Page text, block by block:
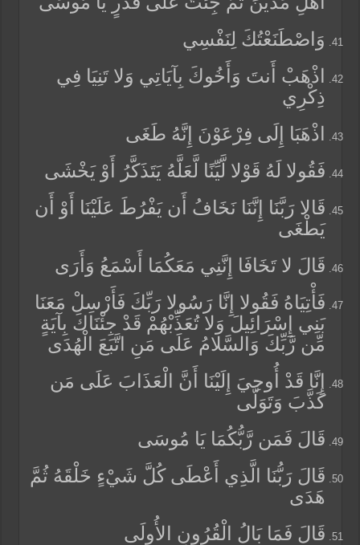
وَاصْطَنَعْتُكَ لِنَفْسِي
اذْهَبْ أَنتَ وَأَخُوكَ بِآيَاتِي وَلا تَنِيَا فِي
ذِكْرِي
اذْهَبَا إِلَى فِرْعَوْنَ إِنَّهُ طَغَى
فَقُولا لَهُ قَوْلا لَّيِّنًا لَّعَلَّهُ يَتَذَكَّرُ أَوْ يَخْشَى
قَالا رَبَّنَا إِنَّنَا نَخَافُ أَن يَفْرُطَ عَلَيْنَا أَوْ أَن
يَطْغَى
قَالَ لا تَخَافَا إِنَّنِي مَعَكُمَا أَسْمَعُ وَأَرَى
فَأْتِيَاهُ فَقُولا إِنَّا رَسُولا رَبِّكَ فَأَرْسِلْ مَعَنَا
بَنِي إِسْرَائِيلَ وَلا تُعَذِّبْهُمْ قَدْ جِئْنَاكَ بِآيَةٍ
مِّن رَّبِّكَ وَالسَّلامُ عَلَى مَنِ اتَّبَعَ الْهُدَى
إِنَّا قَدْ أُوحِيَ إِلَيْنَا أَنَّ الْعَذَابَ عَلَى مَن
كَذَّبَ وَتَوَلَّى
قَالَ فَمَن رَّبُّكُمَا يَا مُوسَى
قَالَ رَبُّنَا الَّذِي أَعْطَى كُلَّ شَيْءٍ خَلْقَهُ ثُمَّ
هَدَى
قَالَ فَمَا بَالُ الْقُرُونِ الأُولَى